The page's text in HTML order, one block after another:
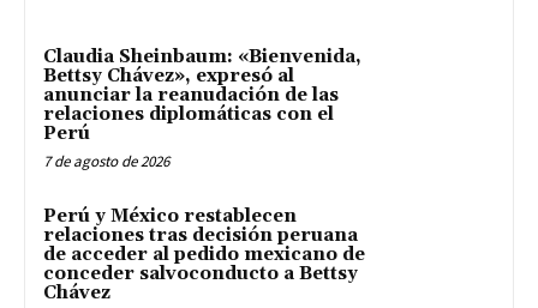
Claudia Sheinbaum: «Bienvenida,
Bettsy Chávez», expresó al
anunciar la reanudación de las
relaciones diplomáticas con el
Perú
7 de agosto de 2026
Perú y México restablecen
relaciones tras decisión peruana
de acceder al pedido mexicano de
conceder salvoconducto a Bettsy
Chávez